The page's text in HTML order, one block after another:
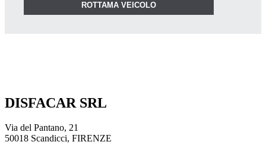
ROTTAMA VEICOLO
DISFACAR SRL
Via del Pantano, 21
50018 Scandicci, FIRENZE